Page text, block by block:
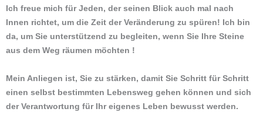
Ich freue mich für Jeden, der seinen Blick auch mal nach
Innen richtet, um die Zeit der Veränderung zu spüren! Ich bin
da, um Sie unterstützend zu begleiten, wenn Sie Ihre Steine
aus dem Weg räumen möchten !
Mein Anliegen ist, Sie zu stärken, damit Sie Schritt für Schritt
einen selbst bestimmten Lebensweg gehen können und sich
der Verantwortung für Ihr eigenes Leben bewusst werden.